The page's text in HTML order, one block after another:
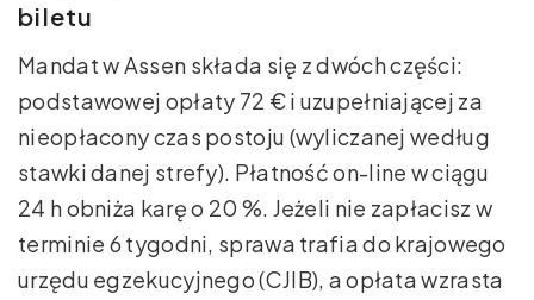
biletu
Mandat w Assen składa się z dwóch części:
podstawowej opłaty 72 € i uzupełniającej za
nieopłacony czas postoju (wyliczanej według
stawki danej strefy). Płatność on-line w ciągu
24 h obniża karę o 20 %. Jeżeli nie zapłacisz w
terminie 6 tygodni, sprawa trafia do krajowego
urzędu egzekucyjnego (CJIB), a opłata wzrasta